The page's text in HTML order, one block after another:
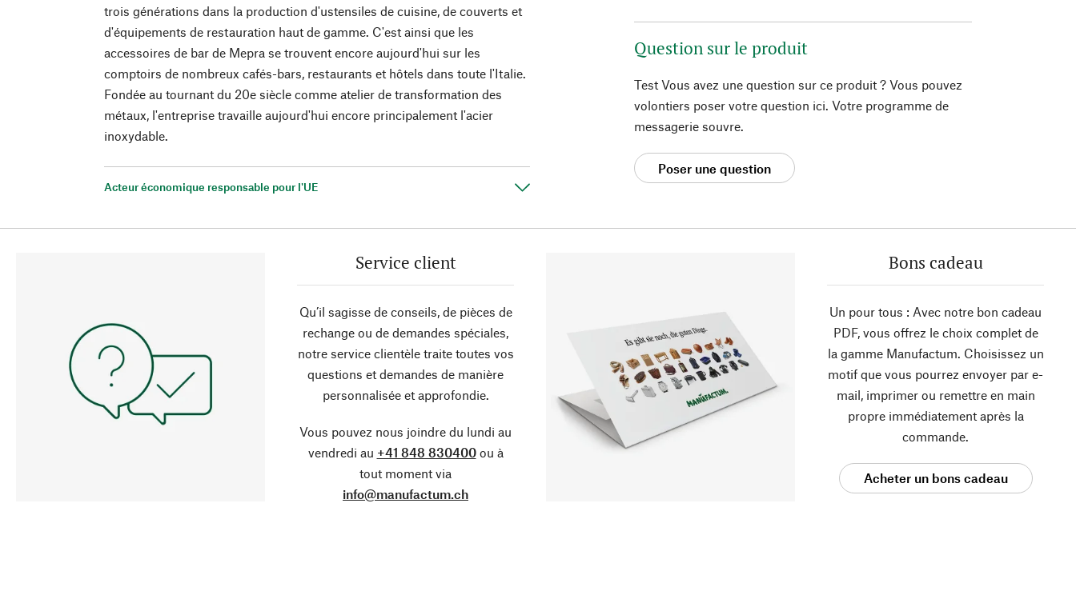
trois générations dans la production d'ustensiles de cuisine, de couverts et
d'équipements de restauration haut de gamme. C'est ainsi que les
accessoires de bar de Mepra se trouvent encore aujourd'hui sur les
comptoirs de nombreux cafés-bars, restaurants et hôtels dans toute l'Italie.
Fondée au tournant du 20e siècle comme atelier de transformation des
métaux, l'entreprise travaille aujourd'hui encore principalement l'acier
inoxydable.
Acteur économique responsable pour l'UE
Question sur le produit
Test Vous avez une question sur ce produit ? Vous pouvez
volontiers poser votre question ici. Votre programme de
messagerie souvre.
Poser une question
Service client
Qu’il sagisse de conseils, de pièces de
rechange ou de demandes spéciales,
notre service clientèle traite toutes vos
questions et demandes de manière
personnalisée et approfondie.
Vous pouvez nous joindre du lundi au
vendredi au +41 848 830400ou à
tout moment via
info@manufactum.ch
Bons cadeau
Un pour tous : Avec notre bon cadeau
PDF, vous offrez le choix complet de
la gamme Manufactum. Choisissez un
motif que vous pourrez envoyer par e-
mail, imprimer ou remettre en main
propre immédiatement après la
commande.
Acheter un bons cadeau